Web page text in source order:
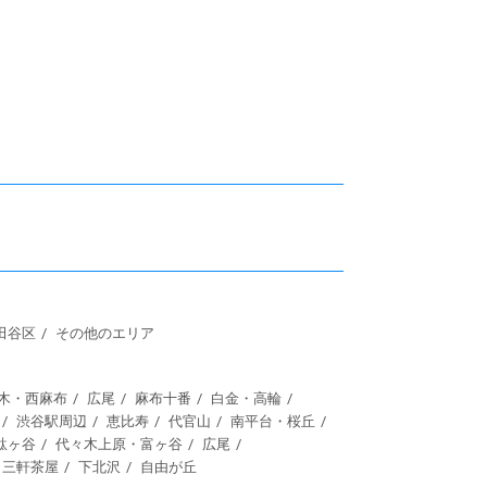
谷区 その他のエリア
・西麻布 広尾 麻布十番
白金・高輪
渋谷駅周辺 恵比寿 代官山
南平台・桜丘
ヶ谷 代々木上原・富ヶ谷
広尾
三軒茶屋 下北沢 自由が丘